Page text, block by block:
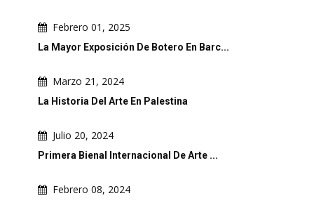
Febrero 01, 2025
La Mayor Exposición De Botero En Barc...
Marzo 21, 2024
La Historia Del Arte En Palestina
Julio 20, 2024
Primera Bienal Internacional De Arte ...
Febrero 08, 2024